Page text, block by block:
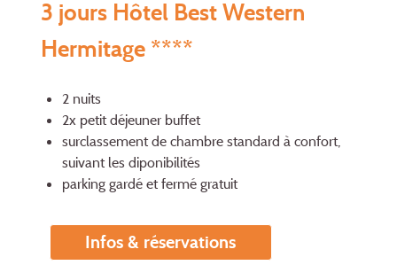
3 jours Hôtel Best Western
Hermitage ****
2 nuits
2x petit déjeuner buffet
surclassement de chambre standard à confort,
suivant les diponibilités
parking gardé et fermé gratuit
Infos & réservations